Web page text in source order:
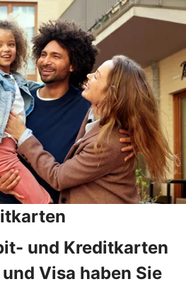
und Kreditkarten
Visa haben Sie